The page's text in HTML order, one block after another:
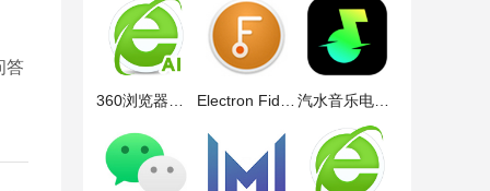
答
汽水音乐电脑版